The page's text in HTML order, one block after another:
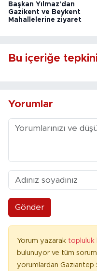
Başkan Yılmaz'dan
Gazikent ve Beykent
Mahallelerine ziyaret
Bu içeriğe
Yorumlar
Gönder
Yorum yazarak topluluk
bulunuyor ve tüm
yorumlardan Gaziantep